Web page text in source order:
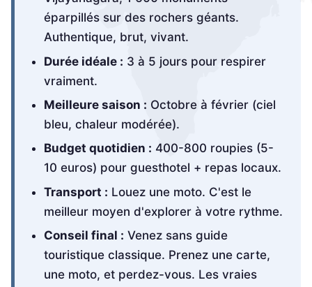
éparpillés sur des rochers géants.
Authentique, brut, vivant.
Durée idéale : 3 à 5 jours pour respirer
vraiment.
Meilleure saison : Octobre à février (ciel
bleu, chaleur modérée).
Budget quotidien : 400-800 roupies (5-
10 euros) pour guesthotel + repas locaux.
Transport : Louez une moto. C'est le
meilleur moyen d'explorer à votre rythme.
Conseil final : Venez sans guide
touristique classique. Prenez une carte,
une moto, et perdez-vous. Les vraies